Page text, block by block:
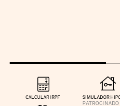
CALCULAR IRPF SIMULADOR